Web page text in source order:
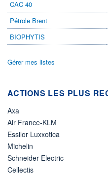
Non éligible
Boursobank
CAC 40
Pétrole Brent
BIOPHYTIS
Gérer mes listes
ACTIONS LES PLUS
Axa
Air France-KLM
Essilor Luxxotica
Michelin
Schneider Electric
Cellectis